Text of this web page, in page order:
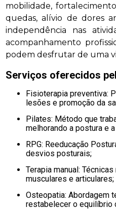
mobilidade,
quedas, alívio de dores
independência nas
acompanhamento
podem desfrutar de uma
Serviços oferecidos
Fisioterapia preventiva: Programas de prevenção de
lesões e promoção da
Pilates: Método que trabalha o corpo de forma global,
melhorando a postura e
RPG: Reeducação Postural Global para correção de
desvios posturais;
Terapia manual: Técnicas manuais para aliviar dores
musculares e articulares;
Osteopatia: Abordagem terapêutica que visa
restabelecer o equilíbrio